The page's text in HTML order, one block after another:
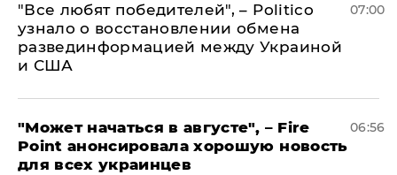
​"Все любят победителей", – Politico
узнало о восстановлении обмена
развединформацией между Украиной
и США
07:00
"Может начаться в августе", – Fire
Point анонсировала хорошую новость
для всех украинцев
06:56